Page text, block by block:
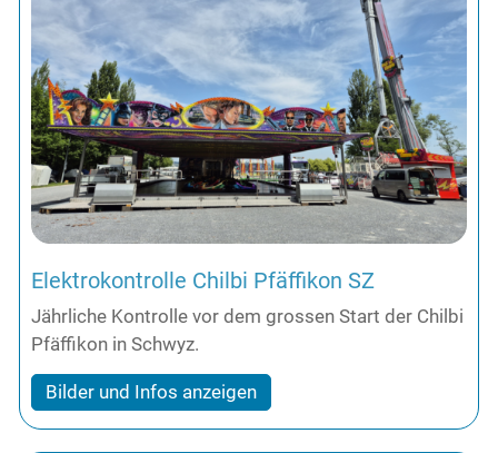
Kontakt
Elektrokontrolle Chilbi Pfäffikon SZ
Jährliche Kontrolle vor dem grossen Start der Chilbi
Pfäffikon in Schwyz.
Bilder und Infos anzeigen